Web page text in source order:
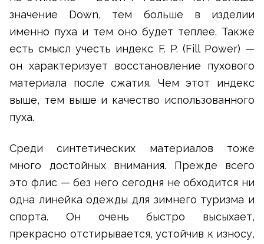
значение Down, тем больше в изделии
именно пуха и тем оно будет теплее. Также
есть смысл учесть индекс F. P. (Fill Power) —
он характеризует восстановление пухового
материала после сжатия. Чем этот индекс
выше, тем выше и качество использованного
пуха.
Среди синтетических материалов тоже
много достойных внимания. Прежде всего
это флис — без него сегодня не обходится ни
одна линейка одежды для зимнего туризма и
спорта. Он очень быстро высыхает,
прекрасно отстирывается, устойчив к износу,